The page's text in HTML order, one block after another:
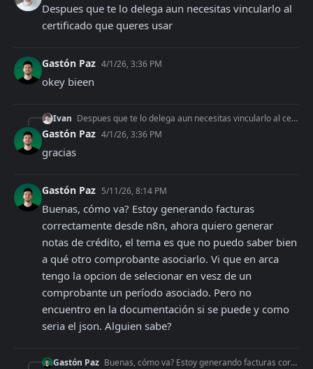
Despues que te lo delega aun necesitas vincularlo al
certificado que queres usar
Gastón Paz 4/1/26, 3:36 PM
okey bieen
Ivan Despues que te lo delega aun necesitas vincularlo al certificado que queres usar
Gastón Paz 4/1/26, 3:36 PM
gracias
Gastón Paz 5/11/26, 8:14 PM
Buenas, cómo va? Estoy generando facturas
correctamente desde n8n, ahora quiero generar
notas de crédito, el tema es que no puedo saber bien
a qué otro comprobante asociarlo. Vi que en arca
tengo la opcion de selecionar en vesz de un
comprobante un período asociado. Pero no
encuentro en la documentación si se puede y como
seria el json. Alguien sabe?
Gastón Paz Buenas, cómo va? Estoy generando facturas correctamente desde n8n, ahora quiero generar notas de crédito, el tema es que no puedo saber bien a qué otro comproba